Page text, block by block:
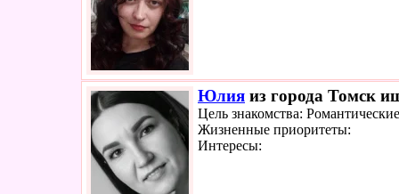
Юлия из города Томск
Цель знакомства:
Жизненные приоритеты:
Интересы: